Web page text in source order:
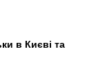
в Києві та